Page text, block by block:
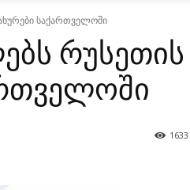
საქართველოში
რუსეთის
1633